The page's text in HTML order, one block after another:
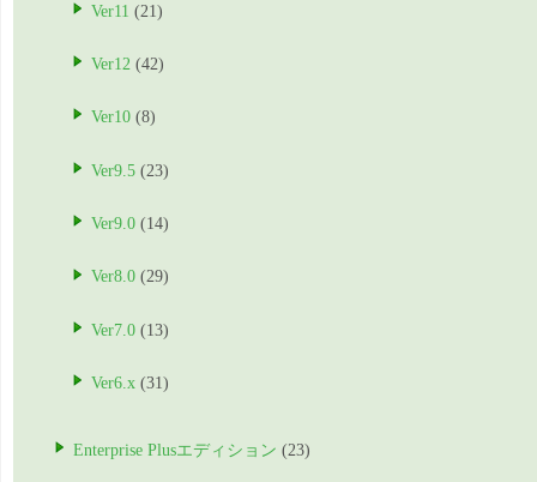
Ver11 (21)
Ver12 (42)
Ver10 (8)
Ver9.5 (23)
Ver9.0 (14)
Ver8.0 (29)
Ver7.0 (13)
Ver6.x (31)
Enterprise Plusエディション (23)